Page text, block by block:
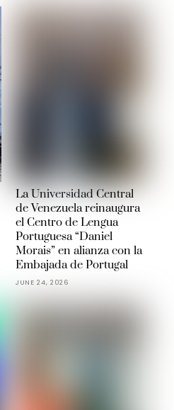
La Universidad Central
de Venezuela reinaugura
el Centro de Lengua
Portuguesa “Daniel
Morais” en alianza con la
Embajada de Portugal
JUNE 24, 2026